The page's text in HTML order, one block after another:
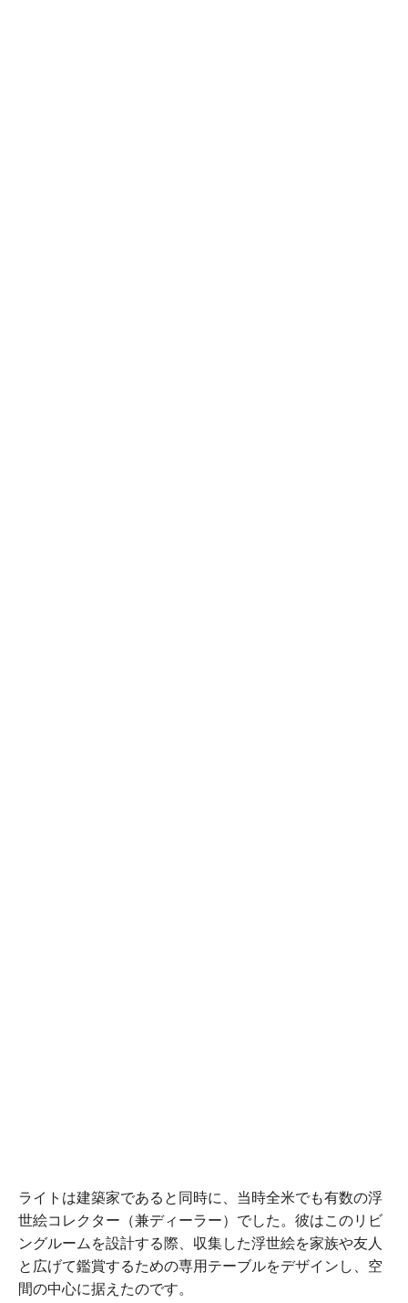
ライトは建築家であると同時に、当時全米でも有数の浮
世絵コレクター（兼ディーラー）でした。彼はこのリビ
ングルームを設計する際、収集した浮世絵を家族や友人
と広げて鑑賞するための専用テーブルをデザインし、空
間の中心に据えたのです。